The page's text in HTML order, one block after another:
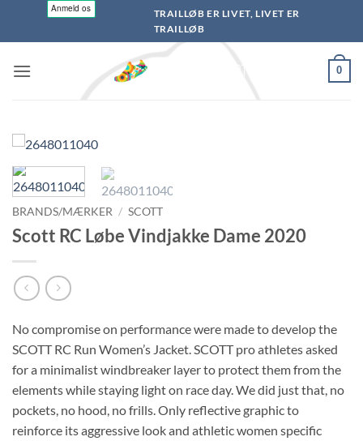
TRAILLØB ER LIVET, LIVET ER
TRAILLØB
0
BRANDS/MÆRKER / SCOTT
Scott RC Løbe Vindjakke Dame 2020
No compromise on performance were made to develop the
SCOTT RC Run Women’s Jacket. SCOTT pro athletes asked
for a minimalist windbreaker layer to protect them from the
elements while staying light on race day. We did just that, no
pockets, no hood, no frills. Only reflective graphic to
reinforce its aggressive look and athletic women specific